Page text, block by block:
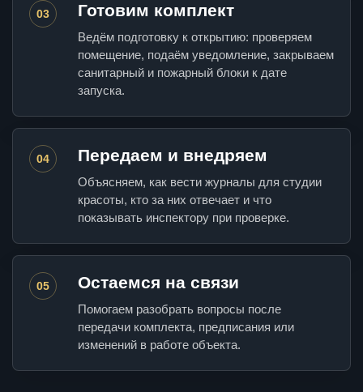
03 Готовим комплект
Ведём подготовку к открытию: проверяем
помещение, подаём уведомление, закрываем
санитарный и пожарный блоки к дате
запуска.
04 Передаем и внедряем
Объясняем, как вести журналы для студии
красоты, кто за них отвечает и что
показывать инспектору при проверке.
05 Остаемся на связи
Помогаем разобрать вопросы после
передачи комплекта, предписания или
изменений в работе объекта.